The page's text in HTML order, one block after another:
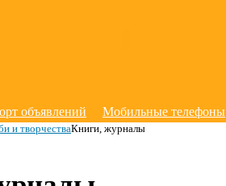
объявлений Мобильные телефоны
и творчестваКниги, журналы